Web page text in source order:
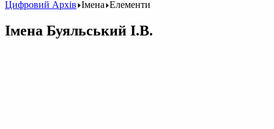
Цифровий Архів Імена Елементи
Імена Буяльський І.В.